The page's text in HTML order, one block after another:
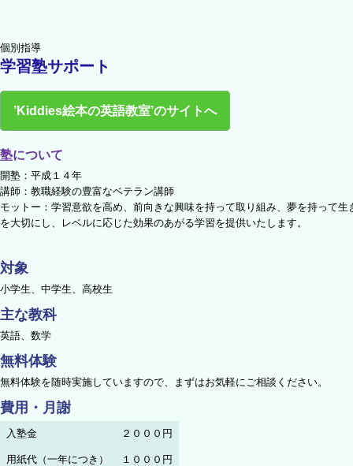
個別指導
学習塾サポート
’Kiddies絵本の英語教室’のサイトへ
塾について
開塾：平成１４年
講師：教職経験の豊富なベテラン講師
モットー：学習意欲を高め、前向きな興味を持って取り組み、夢を持って
を大切にし、レベルに応じた効果のあがる学習を提供いたします。
対象
小学生、中学生、高校生
主な教科
英語、数学
無料体験
無料体験を随時実施していますので、まずはお気軽にご相談ください。
費用・月謝
入塾金 ２０００円
用紙代（一年につき） １０００円